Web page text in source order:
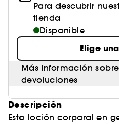
Para descubrir
tienda
Disponible
Elige
Más información
devoluciones
Descripción
Esta loción corporal en